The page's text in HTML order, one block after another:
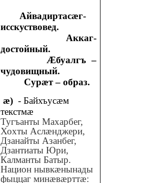
Айвадиртасæг-
исскуствовед.
Аккаг-
достойный.
Æбуалгъ –
чудовищный.
Сурæт – образ.
æ) - Байхъусæм
текстмæ
Тугъанты Махарбег,
Хохты Аслæнджери,
Дзанайты Азанбег,
Дзантиаты Юри,
Калманты Батыр.
Национ нывкæнынады
фыццаг минæвæрттæ: